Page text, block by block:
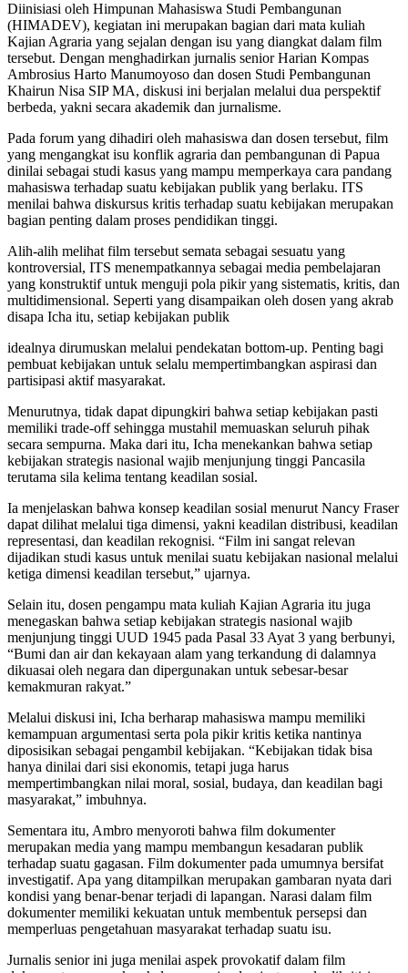
Diinisiasi oleh Himpunan Mahasiswa Studi Pembangunan
(HIMADEV), kegiatan ini merupakan bagian dari mata kuliah
Kajian Agraria yang sejalan dengan isu yang diangkat dalam film
tersebut. Dengan menghadirkan jurnalis senior Harian Kompas
Ambrosius Harto Manumoyoso dan dosen Studi Pembangunan
Khairun Nisa SIP MA, diskusi ini berjalan melalui dua perspektif
berbeda, yakni secara akademik dan jurnalisme.
Pada forum yang dihadiri oleh mahasiswa dan dosen tersebut, film
yang mengangkat isu konflik agraria dan pembangunan di Papua
dinilai sebagai studi kasus yang mampu memperkaya cara pandang
mahasiswa terhadap suatu kebijakan publik yang berlaku. ITS
menilai bahwa diskursus kritis terhadap suatu kebijakan merupakan
bagian penting dalam proses pendidikan tinggi.
Alih-alih melihat film tersebut semata sebagai sesuatu yang
kontroversial, ITS menempatkannya sebagai media pembelajaran
yang konstruktif untuk menguji pola pikir yang sistematis, kritis, dan
multidimensional. Seperti yang disampaikan oleh dosen yang akrab
disapa Icha itu, setiap kebijakan publik
idealnya dirumuskan melalui pendekatan bottom-up. Penting bagi
pembuat kebijakan untuk selalu mempertimbangkan aspirasi dan
partisipasi aktif masyarakat.
Menurutnya, tidak dapat dipungkiri bahwa setiap kebijakan pasti
memiliki trade-off sehingga mustahil memuaskan seluruh pihak
secara sempurna. Maka dari itu, Icha menekankan bahwa setiap
kebijakan strategis nasional wajib menjunjung tinggi Pancasila
terutama sila kelima tentang keadilan sosial.
Ia menjelaskan bahwa konsep keadilan sosial menurut Nancy Fraser
dapat dilihat melalui tiga dimensi, yakni keadilan distribusi, keadilan
representasi, dan keadilan rekognisi. “Film ini sangat relevan
dijadikan studi kasus untuk menilai suatu kebijakan nasional melalui
ketiga dimensi keadilan tersebut,” ujarnya.
Selain itu, dosen pengampu mata kuliah Kajian Agraria itu juga
menegaskan bahwa setiap kebijakan strategis nasional wajib
menjunjung tinggi UUD 1945 pada Pasal 33 Ayat 3 yang berbunyi,
“Bumi dan air dan kekayaan alam yang terkandung di dalamnya
dikuasai oleh negara dan dipergunakan untuk sebesar-besar
kemakmuran rakyat.”
Melalui diskusi ini, Icha berharap mahasiswa mampu memiliki
kemampuan argumentasi serta pola pikir kritis ketika nantinya
diposisikan sebagai pengambil kebijakan. “Kebijakan tidak bisa
hanya dinilai dari sisi ekonomis, tetapi juga harus
mempertimbangkan nilai moral, sosial, budaya, dan keadilan bagi
masyarakat,” imbuhnya.
Sementara itu, Ambro menyoroti bahwa film dokumenter
merupakan media yang mampu membangun kesadaran publik
terhadap suatu gagasan. Film dokumenter pada umumnya bersifat
investigatif. Apa yang ditampilkan merupakan gambaran nyata dari
kondisi yang benar-benar terjadi di lapangan. Narasi dalam film
dokumenter memiliki kekuatan untuk membentuk persepsi dan
memperluas pengetahuan masyarakat terhadap suatu isu.
Jurnalis senior ini juga menilai aspek provokatif dalam film